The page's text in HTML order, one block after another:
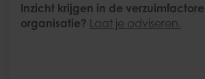
Inzicht krijgen in de
organisatie?
Laat je adviseren.